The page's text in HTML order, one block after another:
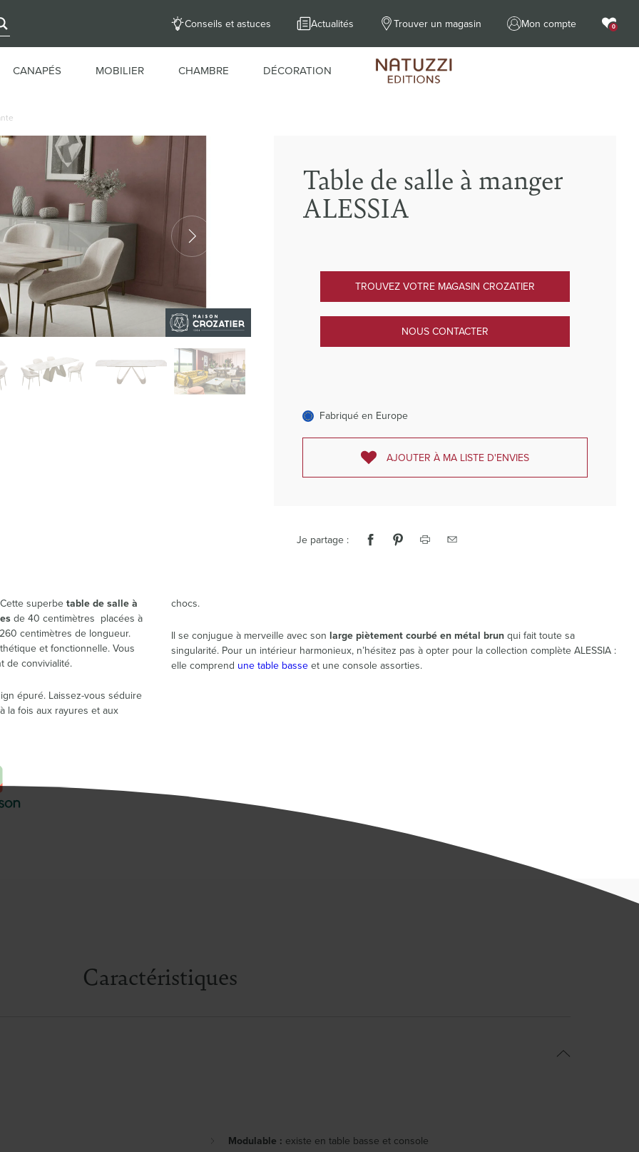
CANAPÉS MOBILIER CHAMBRE DÉCORATION
Conseils et astuces Actualités Trouver un magasin Mon compte 0
Table de salle à manger
ALESSIA
TROUVEZ VOTRE MAGASIN CROZATIER
NOUS CONTACTER
Fabriqué en Europe
AJOUTER À MA LISTE D'ENVIES
Je partage :
superbe table de salle à
de 40 centimètres placées à
centimètres de longueur.
et fonctionnelle. Vous
de convivialité.
épuré. Laissez-vous séduire
la fois aux rayures et aux
chocs.
Il se conjugue à merveille avec son large piètement courbé en métal brun qui fait toute sa
singularité. Pour un intérieur harmonieux, n’hésitez pas à opter pour la collection complète ALESSIA :
elle comprend une table basse et une console assorties.
Caractéristiques
Modulable : existe en table basse et console